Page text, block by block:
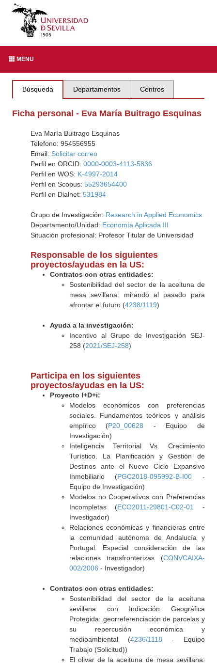
MENU
Búsqueda Departamentos Centros
Ficha personal - Eva María Buitrago Esquinas
Eva María Buitrago Esquinas
Telefono: 954556955
Email: Solicitar correo
Perfil en ORCID: 0000-0003-4113-5836
Perfil en WOS: K-4997-2014
Perfil en Scopus: 55293654400
Perfil en Dialnet: 531984
Grupo de Investigación: Research in Applied Economics
Departamento/Unidad: Economía Aplicada III
Situación profesional: Profesor Titular de Universidad
Responsable de los siguientes
proyectos/ayudas en la US:
Contratos con otras entidades:
Sostenibilidad del sector de la aceituna de
mesa sevillana: mirando al pasado para
afrontar el futuro (4238/1119)
Ayuda a la investigación:
Incentivo al Grupo de Investigación SEJ-
258 (2021/SEJ-258)
Participa en los siguientes
proyectos/ayudas en la US:
Proyecto I+D+i:
Modelos económicos con preferencias
sociales. Fundamentos teóricos y análisis
empírico (P20_00628 - Equipo de
Investigación)
Inteligencia Territorial Vs. Crecimiento
Turístico. La Planificación y Gestión de
Destinos ante el Nuevo Ciclo Expansivo
Inmobiliario (PGC2018-095992-B-I00 -
Equipo de Investigación)
Modelos no Cooperativos con Preferencias
Incompletas (ECO2011-29801-C02-01
-
Investigador)
Relaciones económicas y financieras entre
la comunidad autónoma de Andalucía y
Portugal. Especial consideración de las
relaciones transfronterizas (CONVCAIXA-
002/2006 - Investigador)
Contratos con otras entidades:
Sostenibilidad del sector de la aceituna
sevillana con Indicación Geográfica
Protegida: georreferenciación de parcelas y
su repercusión económica y
medioambiental (4236/1118 - Equipo
Trabajo (Solicitud))
El olivar de la aceituna de mesa sevillana: